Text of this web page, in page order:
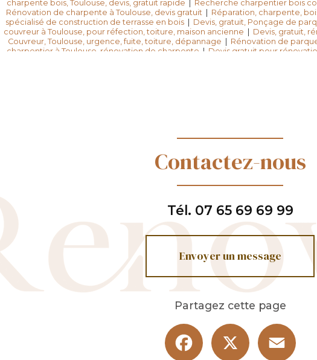
charpente bois, Toulouse, devis, gratuit rapide
Recherche charpentier bois
Rénovation de charpente à Toulouse, devis gratuit| Réparation, charpente,
spécialisé de construction de terrasse en bois| Devis, gratuit, Ponçage de
couvreur à Toulouse, pour réfection, toiture, maison ancienne
Devis, gratuit,
Couvreur, Toulouse, urgence, fuite, toiture, dépannage
Rénovation de
charpentier à Toulouse, rénovation de charpente | Devis gratuit pour
Contactez-nous
Tél. 07 65 69 69 99
Envoyer un message
Partagez cette page
Facebook